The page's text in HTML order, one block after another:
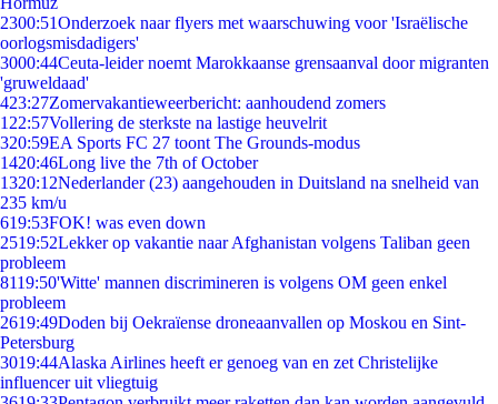
2300:51Onderzoek naar flyers met waarschuwing voor 'Israëlische
oorlogsmisdadigers'
3000:44Ceuta-leider noemt Marokkaanse grensaanval door migranten
'gruweldaad'
423:27Zomervakantieweerbericht: aanhoudend zomers
1 22:57Vollering de sterkste na lastige heuvelrit
320:59EA Sports FC 27 toont The Grounds-modus
1420:46Long live the 7th of October
1320:12Nederlander (23) aangehouden in Duitsland na snelheid van
235 km/u
619:53FOK! was even down
2519:52Lekker op vakantie naar Afghanistan volgens Taliban geen
probleem
8119:50'Witte' mannen discrimineren is volgens OM geen enkel
probleem
2619:49Doden bij Oekraïense droneaanvallen op Moskou en Sint-
Petersburg
3019:44Alaska Airlines heeft er genoeg van en zet Christelijke
influencer uit vliegtuig